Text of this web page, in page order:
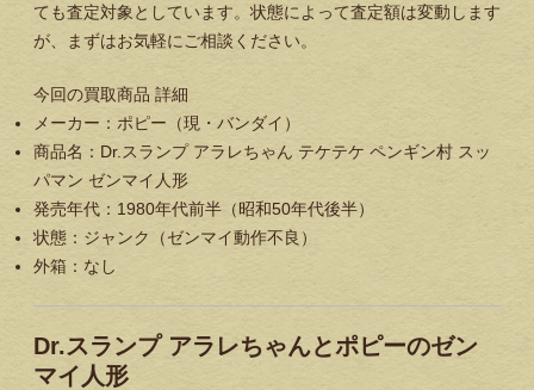
ても査定対象としています。状態によって査定額は変動します
が、まずはお気軽にご相談ください。
今回の買取商品 詳細
メーカー：ポピー（現・バンダイ）
商品名：Dr.スランプ アラレちゃん テケテケ ペンギン村 スッ
パマン ゼンマイ人形
発売年代：1980年代前半（昭和50年代後半）
状態：ジャンク（ゼンマイ動作不良）
外箱：なし
Dr.スランプ アラレちゃんとポピーのゼン
マイ人形